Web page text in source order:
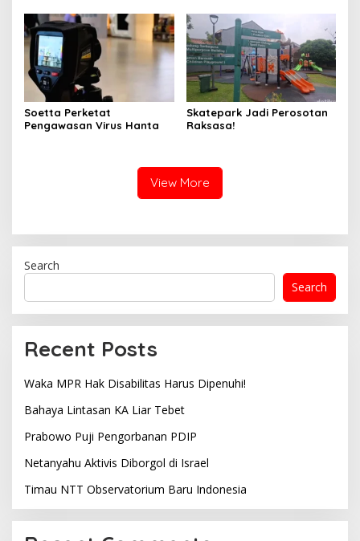
Soetta Perketat
Pengawasan Virus Hanta
Skatepark Jadi Perosotan
Raksasa!
View More
Search
Search
Recent Posts
Waka MPR Hak Disabilitas Harus Dipenuhi!
Bahaya Lintasan KA Liar Tebet
Prabowo Puji Pengorbanan PDIP
Netanyahu Aktivis Diborgol di Israel
Timau NTT Observatorium Baru Indonesia